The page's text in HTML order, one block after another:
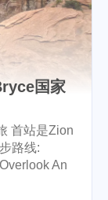
国家
首站是Zion
路线:
An